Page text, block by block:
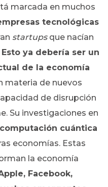
marcada en muchos
tecnológicas
startupsque nacían
Esto ya debería ser un
de la economía
materia de nuevos
de disrupción
Su investigaciones en
computación cuántica
economías. Estas
la economía
Facebook,